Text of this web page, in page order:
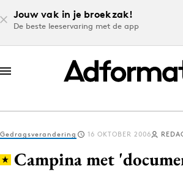
Jouw vak in je broekzak!
De beste leeservaring met de app
Log in
Gedragsverandering 16 OKTOBER 2006
Campina met